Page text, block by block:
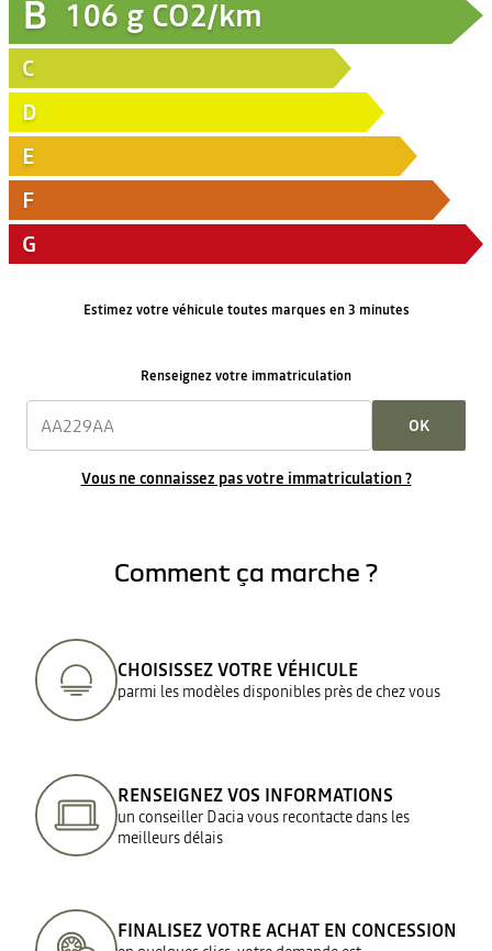
B 106 g CO2/km
C
D
E
F
G
Estimez votre véhicule toutes marques en 3 minutes
Renseignez votre immatriculation
OK
Vous ne connaissez pas votre immatriculation ?
Comment ça marche ?
CHOISISSEZ VOTRE VÉHICULE
parmi les modèles disponibles près de chez vous
RENSEIGNEZ VOS INFORMATIONS
un conseiller Dacia vous recontacte dans les
meilleurs délais
FINALISEZ VOTRE ACHAT EN CONCESSION